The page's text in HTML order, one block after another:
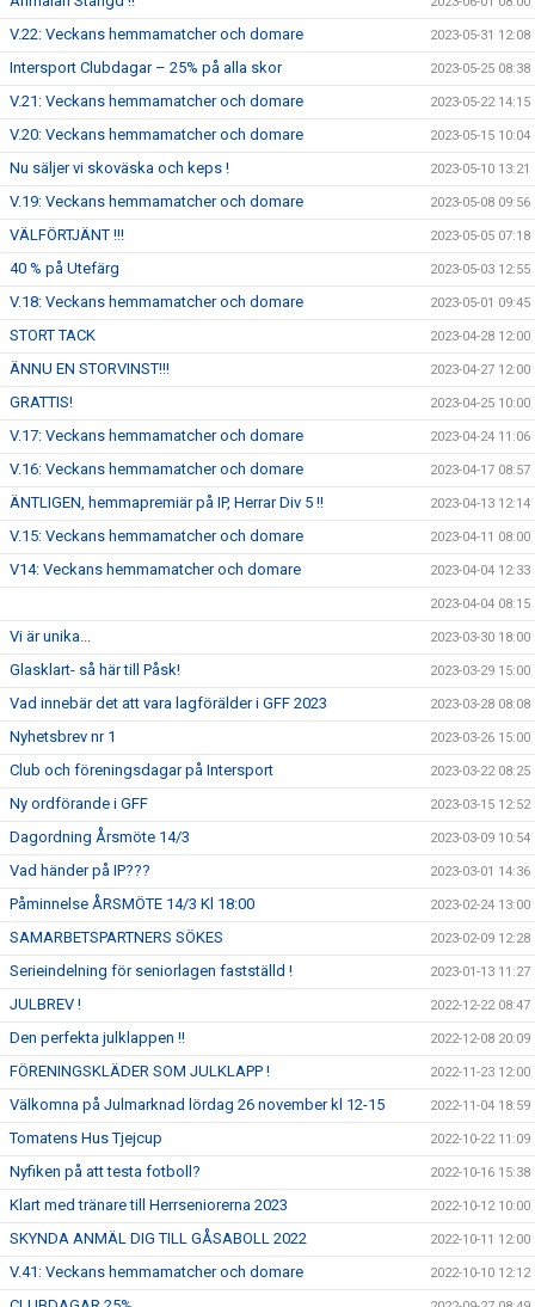
V.22: Veckans hemmamatcher och domare 2023-05-31 12:08
Intersport Clubdagar – 25% på alla skor 2023-05-25 08:38
V.21: Veckans hemmamatcher och domare 2023-05-22 14:15
V.20: Veckans hemmamatcher och domare 2023-05-15 10:04
Nu säljer vi skoväska och keps ! 2023-05-10 13:21
V.19: Veckans hemmamatcher och domare 2023-05-08 09:56
VÄLFÖRTJÄNT !!! 2023-05-05 07:18
40 % på Utefärg 2023-05-03 12:55
V.18: Veckans hemmamatcher och domare 2023-05-01 09:45
STORT TACK 2023-04-28 12:00
ÄNNU EN STORVINST!!! 2023-04-27 12:00
GRATTIS! 2023-04-25 10:00
V.17: Veckans hemmamatcher och domare 2023-04-24 11:06
V.16: Veckans hemmamatcher och domare 2023-04-17 08:57
ÄNTLIGEN, hemmapremiär på IP, Herrar Div 5 !! 2023-04-13 12:14
V.15: Veckans hemmamatcher och domare 2023-04-11 08:00
V14: Veckans hemmamatcher och domare 2023-04-04 12:33
2023-04-04 08:15
Vi är unika... 2023-03-30 18:00
Glasklart- så här till Påsk! 2023-03-29 15:00
Vad innebär det att vara lagförälder i GFF 2023 2023-03-28 08:08
Nyhetsbrev nr 1 2023-03-26 15:00
Club och föreningsdagar på Intersport 2023-03-22 08:25
Ny ordförande i GFF 2023-03-15 12:52
Dagordning Årsmöte 14/3 2023-03-09 10:54
Vad händer på IP??? 2023-03-01 14:36
Påminnelse ÅRSMÖTE 14/3 Kl 18:00 2023-02-24 13:00
SAMARBETSPARTNERS SÖKES 2023-02-09 12:28
Serieindelning för seniorlagen fastställd ! 2023-01-13 11:27
JULBREV ! 2022-12-22 08:47
Den perfekta julklappen !! 2022-12-08 20:09
FÖRENINGSKLÄDER SOM JULKLAPP ! 2022-11-23 12:00
Välkomna på Julmarknad lördag 26 november kl 12-15 2022-11-04 18:59
Tomatens Hus Tjejcup 2022-10-22 11:09
Nyfiken på att testa fotboll? 2022-10-16 15:38
Klart med tränare till Herrseniorerna 2023 2022-10-12 10:00
SKYNDA ANMÄL DIG TILL GÅSABOLL 2022 2022-10-11 12:00
V.41: Veckans hemmamatcher och domare 2022-10-10 12:12